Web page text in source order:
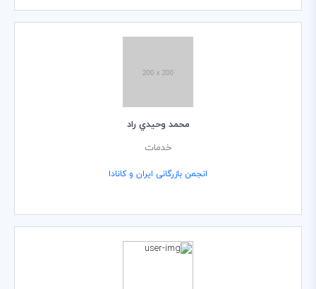
محمد وحيدي راد
خدمات
انجمن بازرگانی ایران و کانادا